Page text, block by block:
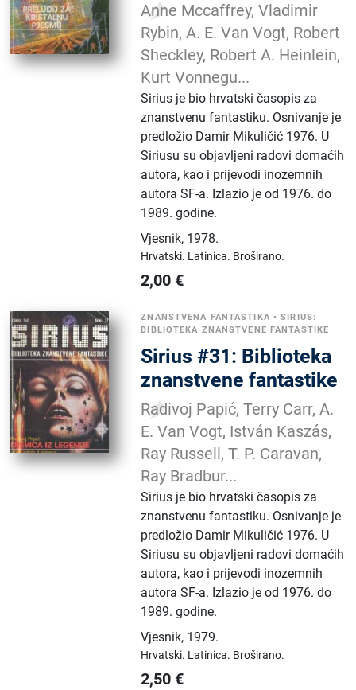
Anne Mccaffrey, Vladimir
Rybin, A. E. Van Vogt, Robert
Sheckley, Robert A. Heinlein,
Kurt Vonnegu...
Sirius je bio hrvatski časopis za
znanstvenu fantastiku. Osnivanje je
predložio Damir Mikuličić 1976. U
Siriusu su objavljeni radovi domaćih
autora, kao i prijevodi inozemnih
autora SF-a. Izlazio je od 1976. do
1989. godine.
Vjesnik, 1978.
Hrvatski. Latinica. Broširano.
2,00 €
ZNANSTVENA FANTASTIKA •SIRIUS:
BIBLIOTEKA ZNANSTVENE FANTASTIKE
Sirius #31: Biblioteka
znanstvene fantastike
Radivoj Papić, Terry Carr, A.
E. Van Vogt, István Kaszás,
Ray Russell, T. P. Caravan,
Ray Bradbur...
Sirius je bio hrvatski časopis za
znanstvenu fantastiku. Osnivanje je
predložio Damir Mikuličić 1976. U
Siriusu su objavljeni radovi domaćih
autora, kao i prijevodi inozemnih
autora SF-a. Izlazio je od 1976. do
1989. godine.
Vjesnik, 1979.
Hrvatski. Latinica. Broširano.
2,50 €